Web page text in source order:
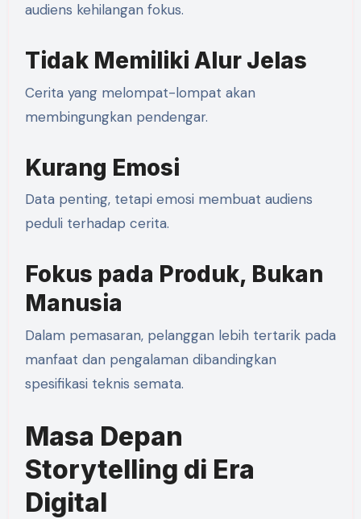
audiens kehilangan fokus.
Tidak Memiliki Alur Jelas
Cerita yang melompat-lompat akan
membingungkan pendengar.
Kurang Emosi
Data penting, tetapi emosi membuat audiens
peduli terhadap cerita.
Fokus pada Produk, Bukan
Manusia
Dalam pemasaran, pelanggan lebih tertarik pada
manfaat dan pengalaman dibandingkan
spesifikasi teknis semata.
Masa Depan
Storytelling di Era
Digital